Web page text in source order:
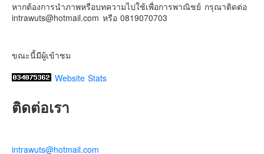
หากต้องการนำภาพหรือบทความไปใช้เพื่อการพาณิชย์ กรุณาติดต่อ
intrawuts@hotmail.com หรือ 0819070703
ขณะนี้มีผู้เข้าชม
Website Stats
ติดต่อเรา
intrawuts@hotmail.com